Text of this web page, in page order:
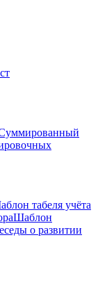
табеля учёта
Шаблон
о развитии